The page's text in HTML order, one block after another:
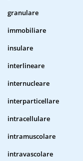
granulare
immobiliare
insulare
interlineare
internucleare
interparticellare
intracellulare
intramuscolare
intravascolare